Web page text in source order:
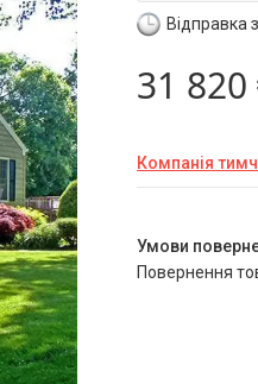
Відправка
31 820
Компанія
повернення